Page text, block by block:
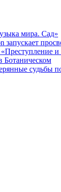
мира. Сад»
запускает
Ботаническом
судьбы